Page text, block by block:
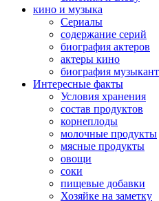
кино и музыка
Сериалы
содержание серий
биография актеров
актеры кино
биография
Интересные факты
Условия хранения
состав продуктов
корнеплоды
молочные продукты
мясные продукты
овощи
соки
пищевые добавки
Хозяйке на заметку